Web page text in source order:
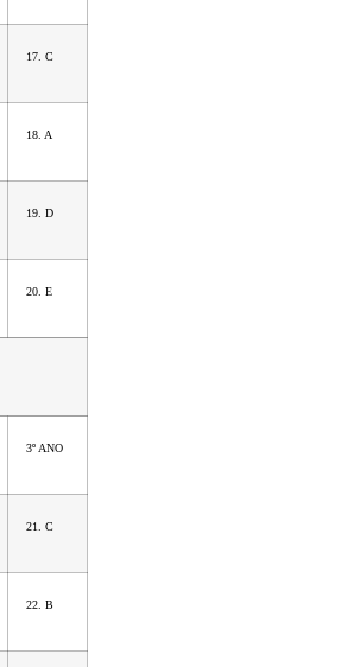
17. C
18. A
19. D
20. E
3º ANO
21. C
22. B